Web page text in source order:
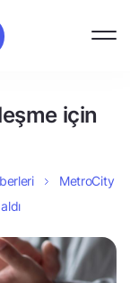
için
MetroCity